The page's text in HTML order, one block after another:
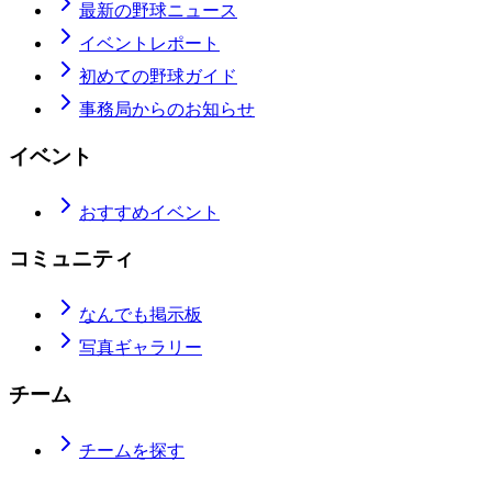
最新の野球ニュース
イベントレポート
初めての野球ガイド
事務局からのお知らせ
イベント
おすすめイベント
コミュニティ
なんでも掲示板
写真ギャラリー
チーム
チームを探す